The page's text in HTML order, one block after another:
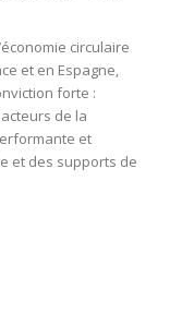
circulaire
et en Espagne,
forte :
de la
et
et des supports de